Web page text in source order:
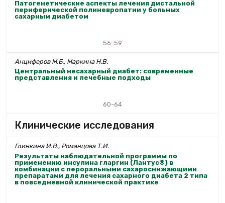
Патогенетические аспекты лечения дистальной
периферической полиневропатии у больных
сахарным диабетом
56-59
Анциферов М.Б., Маркина Н.В.
Центральный несахарный диабет: современные
представления и лечебные подходы
60-64
Клинические исследования
Глинкина И.В., Романцова Т.И.
Результаты наблюдательной программы по
применению инсулина гларгин (Лантус®) в
комбинации с пероральными сахароснижающими
препаратами для лечения сахарного диабета 2 типа
в повседневной клинической практике